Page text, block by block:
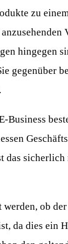
zu
hingegen
gegenüber
Business
das sicherlich
ob
da dies ein